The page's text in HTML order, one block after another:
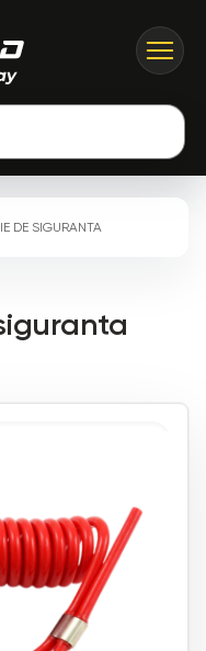
DE SIGURANTA